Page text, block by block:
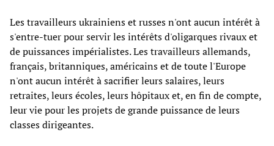
Les travailleurs ukrainiens et russes n'ont aucun intérêt à
s'entre-tuer pour servir les intérêts d'oligarques rivaux et
de puissances impérialistes. Les travailleurs allemands,
français, britanniques, américains et de toute l'Europe
n'ont aucun intérêt à sacrifier leurs salaires, leurs
retraites, leurs écoles, leurs hôpitaux et, en fin de compte,
leur vie pour les projets de grande puissance de leurs
classes dirigeantes.